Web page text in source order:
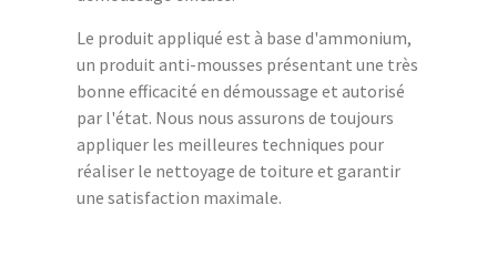
Le produit appliqué est à base d'ammonium,
un produit anti-mousses présentant une très
bonne efficacité en démoussage et autorisé
par l'état. Nous nous assurons de toujours
appliquer les meilleures techniques pour
réaliser le nettoyage de toiture et garantir
une satisfaction maximale.